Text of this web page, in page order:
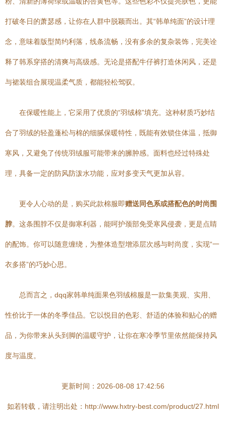
打破冬日的萧瑟感，让你在人群中脱颖而出。其“韩单纯面”的设计理
念，意味着版型简约利落，线条流畅，没有多余的复杂装饰，完美诠
释了韩系穿搭的清爽与高级感。无论是搭配牛仔裤打造休闲风，还是
与裙装组合展现温柔气质，都能轻松驾驭。
在保暖性能上，它采用了优质的“羽绒棉”填充。这种材质巧妙结
合了羽绒的轻盈蓬松与棉的细腻保暖特性，既能有效锁住体温，抵御
寒风，又避免了传统羽绒服可能带来的臃肿感。面料也经过特殊处
理，具备一定的防风防泼水功能，应对多变天气更加从容。
更令人心动的是，购买此款棉服即赠送同色系或搭配色的时尚围
脖。这条围脖不仅是御寒利器，能呵护颈部免受寒风侵袭，更是点睛
的配饰。你可以随意缠绕，为整体造型增添层次感与时尚度，实现“一
衣多搭”的巧妙心思。
总而言之，dqq家韩单纯面果色羽绒棉服是一款集美观、实用、
性价比于一体的冬季佳品。它以悦目的色彩、舒适的体验和贴心的赠
品，为你带来从头到脚的温暖守护，让你在寒冷季节里依然能保持风
度与温度。
更新时间：2026-08-08 17:42:56
如若转载，请注明出处：http://www.hxtry-best.com/product/27.html